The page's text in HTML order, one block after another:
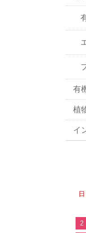
油
有
植
イ
日
2